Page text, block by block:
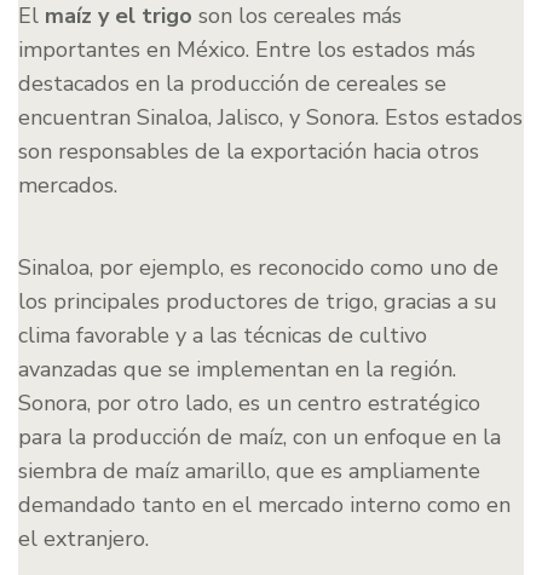
El maíz y el trigo son los cereales más
importantes en México. Entre los estados más
destacados en la producción de cereales se
encuentran Sinaloa, Jalisco, y Sonora. Estos estados
son responsables de la exportación hacia otros
mercados.
Sinaloa, por ejemplo, es reconocido como uno de
los principales productores de trigo, gracias a su
clima favorable y a las técnicas de cultivo
avanzadas que se implementan en la región.
Sonora, por otro lado, es un centro estratégico
para la producción de maíz, con un enfoque en la
siembra de maíz amarillo, que es ampliamente
demandado tanto en el mercado interno como en
el extranjero.